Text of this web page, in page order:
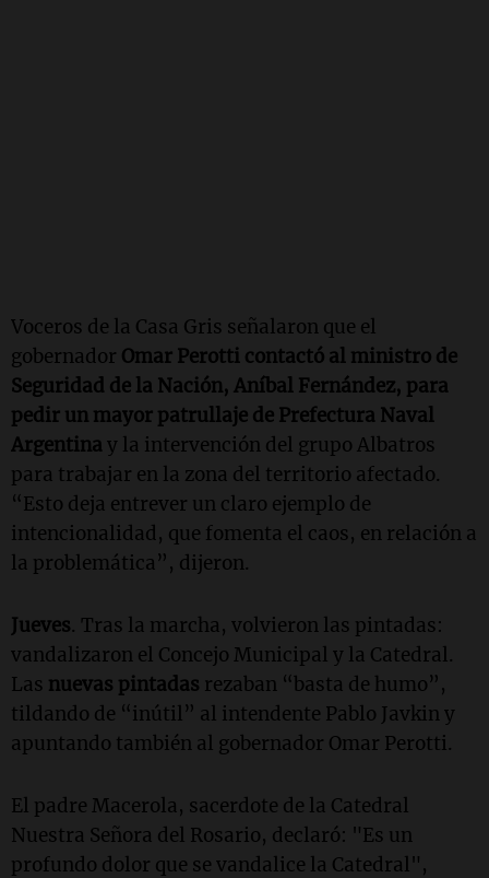
Voceros de la Casa Gris señalaron que el
gobernador Omar Perotti contactó al ministro de
Seguridad de la Nación, Aníbal Fernández, para
pedir un mayor patrullaje de Prefectura Naval
Argentina y la intervención del grupo Albatros
para trabajar en la zona del territorio afectado.
“Esto deja entrever un claro ejemplo de
intencionalidad, que fomenta el caos, en relación a
la problemática”, dijeron.
Jueves. Tras la marcha, volvieron las pintadas:
vandalizaron el Concejo Municipal y la Catedral.
Las nuevas pintadas rezaban “basta de humo”,
tildando de “inútil” al intendente Pablo Javkin y
apuntando también al gobernador Omar Perotti.
El padre Macerola, sacerdote de la Catedral
Nuestra Señora del Rosario, declaró: "Es un
profundo dolor que se vandalice la Catedral",